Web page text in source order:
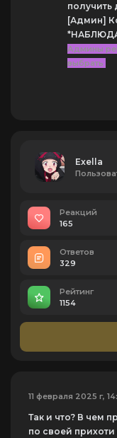
получить
[Админ]
Админы
выбрать
Exella
Реакций
165
Ответов
329
Рейтинг
1154
11 февраля 2025 г,
Так и что? В чем
по своей прихоти